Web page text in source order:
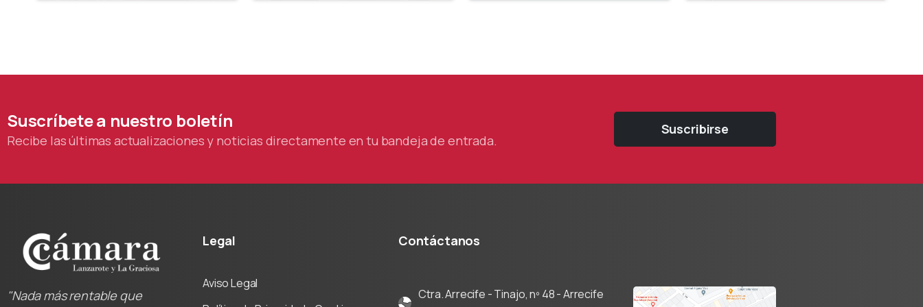
Suscríbetea nuestro boletín
Recibe las últimas actualizaciones y noticias directamente en tu bandeja de entrada.
Suscribirse
"Nada más rentable que
Legal
Aviso Legal
Contáctanos
Ctra. Arrecife - Tinajo, nº 48 - Arrecife